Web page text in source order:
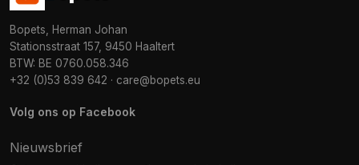
Bopets, Herman Johan
Stationsstraat 157, 9450 Haaltert
BTW: BE 0760.058.346
+32 (0)53 839 642 · care@bopets.eu
Volg ons op Facebook
Nieuwsbrief